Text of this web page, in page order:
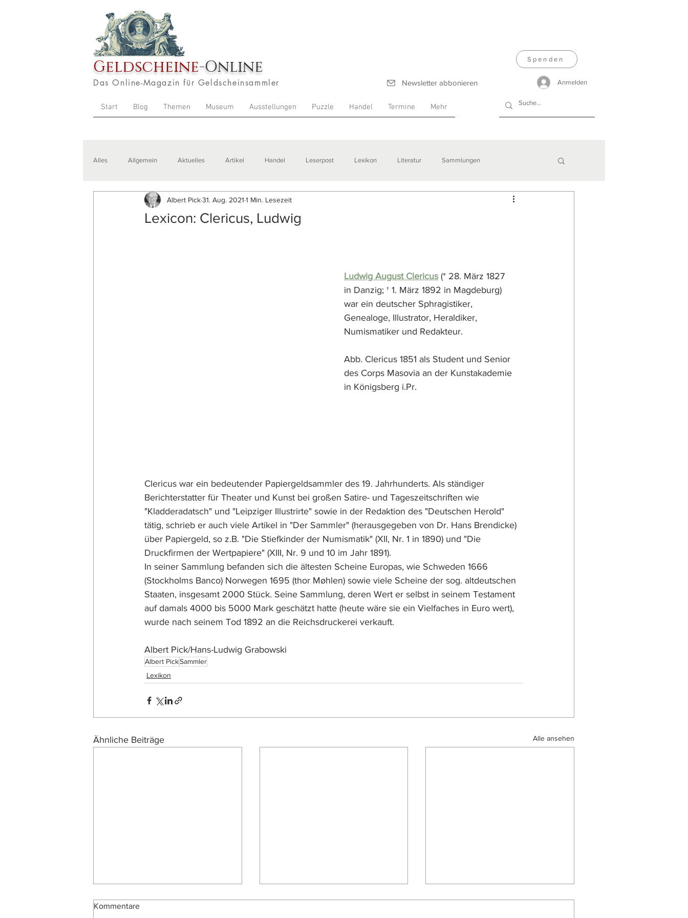
Geldscheine-Online
Das Online-Magazin für Geldscheinsammler Newsletter abbonieren
Start Blog Themen Museum Ausstellungen Puzzle Handel Termine Mehr
Spenden
Anmelden
Alles Allgemein Aktuelles Artikel Handel Leserpost Lexikon Literatur Sammlungen
Veranstaltungen Zitate Ausstellungen
Lexicon: Clericus, Ludwig
Albert Pick31. Aug. 2021 1 Min. Lesezeit
Ludwig August Clericus (* 28. März 1827
in Danzig; † 1. März 1892 in Magdeburg)
war ein deutscher Sphragistiker,
Genealoge, Illustrator, Heraldiker,
Numismatiker und Redakteur.
Abb. Clericus 1851 als Student und Senior
des Corps Masovia an der Kunstakademie
in Königsberg i.Pr.
Clericus war ein bedeutender Papiergeldsammler des 19. Jahrhunderts. Als ständiger
Berichterstatter für Theater und Kunst bei großen Satire- und Tageszeitschriften wie
"Kladderadatsch" und "Leipziger Illustrirte" sowie in der Redaktion des "Deutschen Herold"
tätig, schrieb er auch viele Artikel in "Der Sammler" (herausgegeben von Dr. Hans Brendicke)
über Papiergeld, so z.B. "Die Stiefkinder der Numismatik" (XII, Nr. 1 in 1890) und "Die
Druckfirmen der Wertpapiere" (XIII, Nr. 9 und 10 im Jahr 1891).
In seiner Sammlung befanden sich die ältesten Scheine Europas, wie Schweden 1666
(Stockholms Banco) Norwegen 1695 (thor Møhlen) sowie viele Scheine der sog. altdeutschen
Staaten, insgesamt 2000 Stück. Seine Sammlung, deren Wert er selbst in seinem Testament
auf damals 4000 bis 5000 Mark geschätzt hatte (heute wäre sie ein Vielfaches in Euro wert),
wurde nach seinem Tod 1892 an die Reichsdruckerei verkauft.
Albert Pick/Hans-Ludwig Grabowski
Albert PickSammler
Lexikon
Ähnliche Beiträge Alle ansehen
Kommentare